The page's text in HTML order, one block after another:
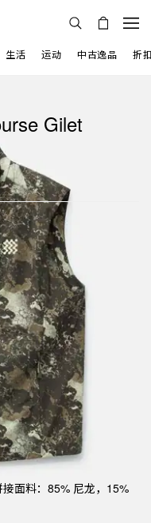
生活 运动 中古逸品 折
Gilet
面料：85% 尼龙，15%